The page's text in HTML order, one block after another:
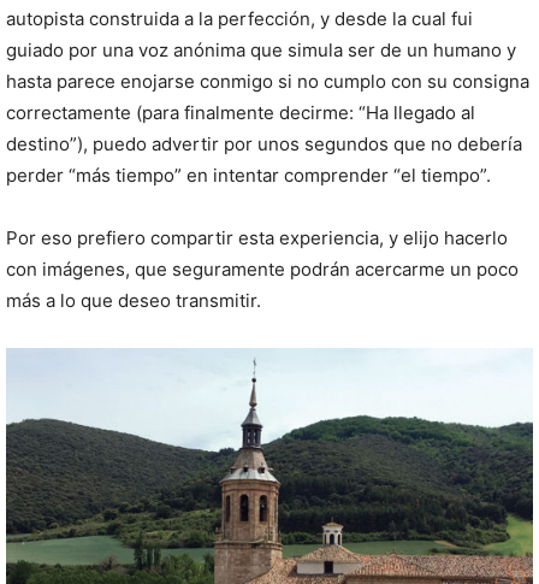
autopista construida a la perfección, y desde la cual fui
guiado por una voz anónima que simula ser de un humano y
hasta parece enojarse conmigo si no cumplo con su consigna
correctamente (para finalmente decirme: “Ha llegado al
destino”), puedo advertir por unos segundos que no debería
perder “más tiempo” en intentar comprender “el tiempo”.
Por eso prefiero compartir esta experiencia, y elijo hacerlo
con imágenes, que seguramente podrán acercarme un poco
más a lo que deseo transmitir.